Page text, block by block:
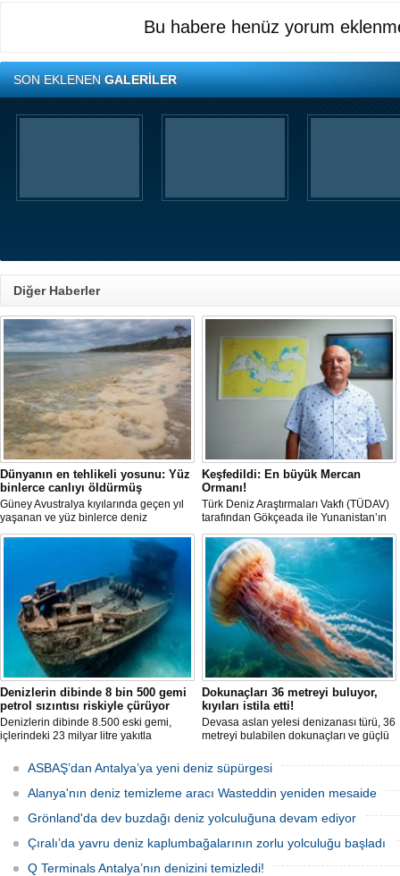
Bu habere henüz yorum
SON EKLENENGALERİLER
Diğer Haberler
Dünyanın en tehlikeli yosunu: Yüz
binlerce canlıyı öldürmüş
Güney Avustralya kıyılarında geçen yıl
yaşanan ve yüz binlerce deniz
canlısının ölümüne yol açan çevre
felaketinin arkasındaki yosun türü
incelendi. Araştırmacılar, söz konusu
mikroalgin bugüne kadar incelenen
türler arasında en zehirli örnek
olduğunu ortaya çıkardı.
Keşfedildi: En büyük Mercan
Ormanı!
Türk Deniz Araştırmaları Vakfı (TÜDAV)
tarafından Gökçeada ile Yunanistan’ın
Semadirek Adası arasında yürütülen
araştırmada, Türkiye kara sularında 70
ila 120 metre derinlikte ve 2
kilometreden fazla uzunlukta, Ege
Denizi’ndeki en büyük mercan ormanı
keşfedildi.
Denizlerin dibinde 8 bin 500 gemi
petrol sızıntısı riskiyle çürüyor
Denizlerin dibinde 8.500 eski gemi,
içlerindeki 23 milyar litre yakıtla
enkazlardan olası petrol sızıntılarının
deniz ekosistemleri için büyük bir tehdit
oluşturduğunu belirtiyor.
Dokunaçları 36 metreyi buluyor,
kıyıları istila etti!
Devasa aslan yelesi denizanası türü, 36
metreyi bulabilen dokunaçları ve güçlü
akıntıların bu olağan dışı yoğunluğa
neden olduğunu belirtiyor.
ASBAŞ’dan Antalya’ya yeni deniz süpürgesi
Alanya'nın deniz temizleme aracı Wasteddin yeniden mesaide
Grönland'da dev buzdağı deniz yolculuğuna devam ediyor
Çıralı’da yavru deniz kaplumbağalarının zorlu yolculuğu başladı
Q Terminals Antalya’nın denizini temizledi!